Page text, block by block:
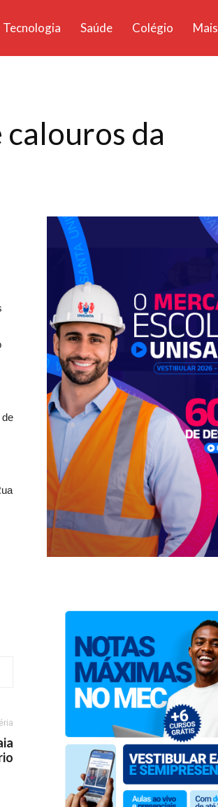
Tecnologia Saúde Colégio Mais
da
de